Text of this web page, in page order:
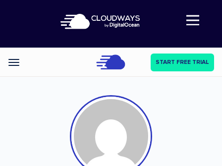
Abre a navegação
Categories START FREE TRIAL